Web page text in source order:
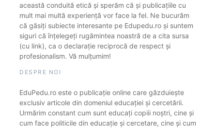
această conduită etică și sperăm că și publicațiile cu
mult mai multă experiență vor face la fel. Ne bucurăm
că găsiți subiecte interesante pe Edupedu.ro și suntem
siguri că înțelegeți rugămintea noastră de a cita sursa
(cu link), ca o declarație reciprocă de respect și
profesionalism. Vă mulțumim!
DESPRE NOI
EduPedu.ro este o publicație online care găzduiește
exclusiv articole din domeniul educației și cercetării.
Urmărim constant cum sunt educați copiii noștri, cine și
cum face politicile din educație și cercetare, cine și cum